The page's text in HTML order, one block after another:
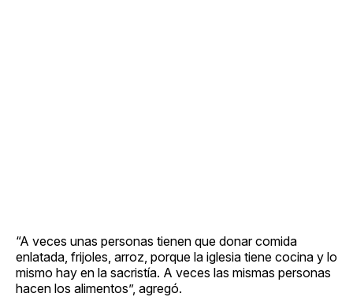
“A veces unas personas tienen que donar comida
enlatada, frijoles, arroz, porque la iglesia tiene cocina y lo
mismo hay en la sacristía. A veces las mismas personas
hacen los alimentos”, agregó.